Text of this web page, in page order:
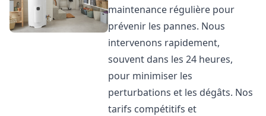
maintenance régulière pour
prévenir les pannes. Nous
intervenons rapidement,
souvent dans les 24 heures,
pour minimiser les
perturbations et les dégâts. Nos
tarifs compétitifs et